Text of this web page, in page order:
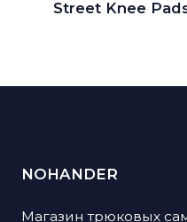
Street Knee
NOHANDER
Магазин трюковых